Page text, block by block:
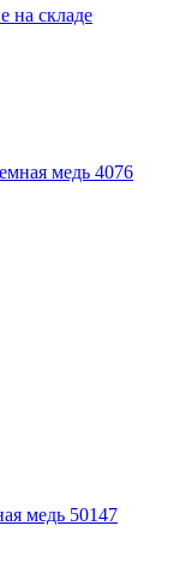
на складе
медь 4076
медь 50147